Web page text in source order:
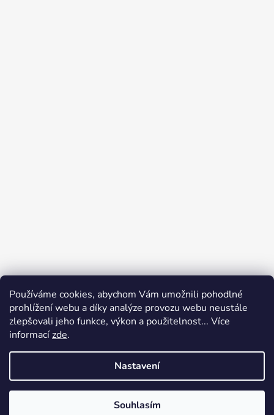
Používáme cookies, abychom Vám umožnili pohodlné
prohlížení webu a díky analýze provozu webu neustále
zlepšovali jeho funkce, výkon a použitelnost... Více
informacízde.
Nastavení
Souhlasím
Vytvořil Shoptet
Elegan. Všechna práva vyhrazena.